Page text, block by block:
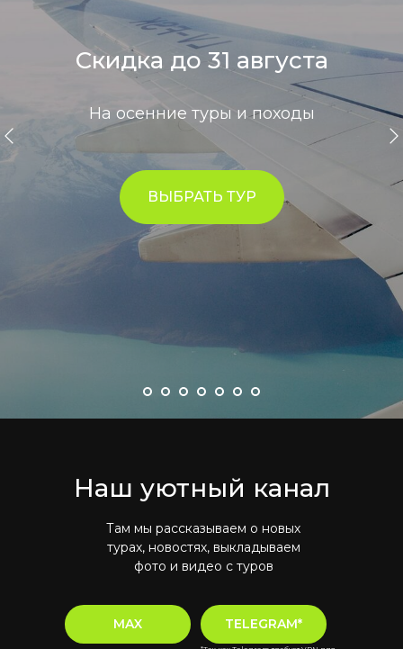
Скидка до 31 августа
На осенние туры и походы
ВЫБРАТЬ ТУР
Наш уютный канал
Там мы рассказываем о новых
турах, новостях, выкладываем
фото и видео с туров
TELEGRAM*
MAX